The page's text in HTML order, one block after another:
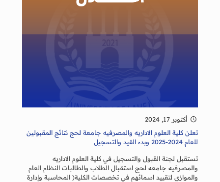
أكتوبر 17, 2024
تعلن كلية العلوم الاداريه والمصرفيه جامعة لحج نتائج المقبولين
للعام 2024-2025 وبدء القيد والتسجيل
تستقبل لجنة القبول والتسجيل في كلية العلوم الاداريه
والمصرفيه جامعه لحج استقبال الطلاب والطالبات النظام العام
والموازي لتقييد اسمائهم في تخصصات الكلية( المحاسبة وإدارة